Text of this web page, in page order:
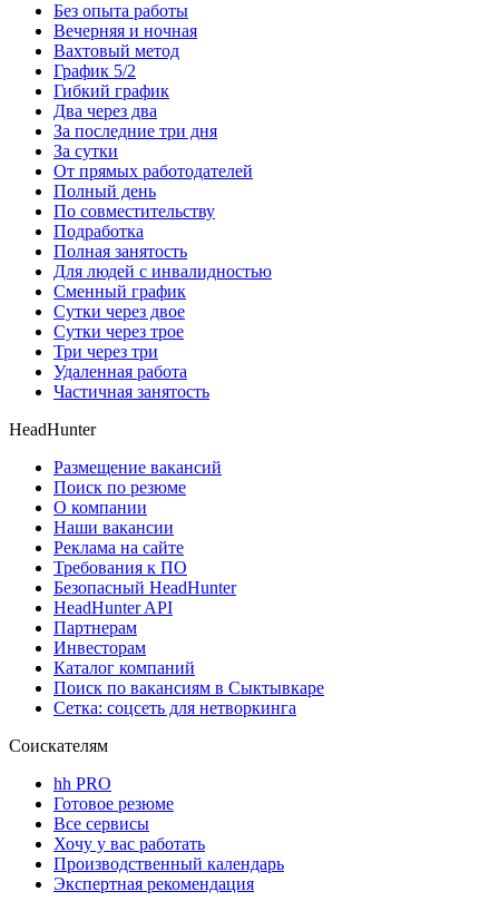
Без опыта работы
Вечерняя и ночная
Вахтовый метод
График 5/2
Гибкий график
Два через два
За последние три дня
За сутки
От прямых работодателей
Полный день
По совместительству
Подработка
Полная занятость
Для людей с инвалидностью
Сменный график
Сутки через двое
Сутки через трое
Три через три
Удаленная работа
Частичная занятость
HeadHunter
Размещение вакансий
Поиск по резюме
О компании
Наши вакансии
Реклама на сайте
Требования к ПО
Безопасный HeadHunter
HeadHunter API
Партнерам
Инвесторам
Каталог компаний
Поиск по вакансиям в Сыктывкаре
Сетка: соцсеть для нетворкинга
Соискателям
hh PRO
Готовое резюме
Все сервисы
Хочу у вас работать
Производственный календарь
Экспертная рекомендация